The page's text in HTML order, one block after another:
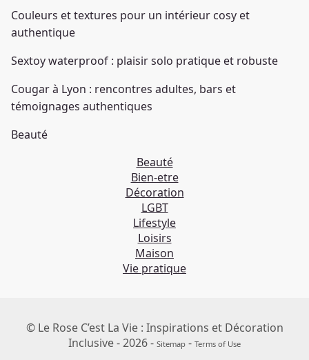
Couleurs et textures pour un intérieur cosy et
authentique
Sextoy waterproof : plaisir solo pratique et robuste
Cougar à Lyon : rencontres adultes, bars et
témoignages authentiques
Beauté
Beauté
Bien-etre
Décoration
LGBT
Lifestyle
Loisirs
Maison
Vie pratique
© Le Rose C’est La Vie : Inspirations et Décoration
Inclusive - 2026 - Sitemap - Terms of Use